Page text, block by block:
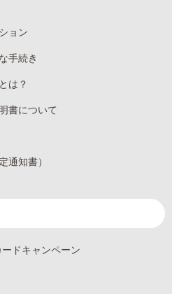
ョン
手続き
は？
書について
通知書）
ドキャンペーン